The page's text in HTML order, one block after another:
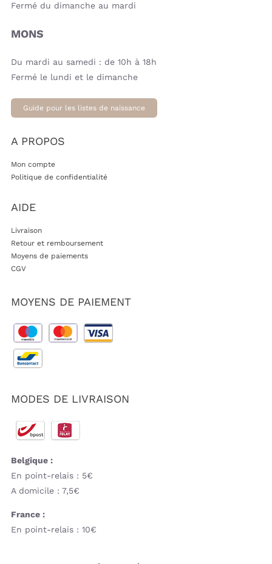
Fermé du dimanche au mardi
MONS
Du mardi au samedi : de 10h à 18h
Fermé le lundi et le dimanche
Guide pour les listes de naissance
A PROPOS
Mon compte
Politique de confidentialité
AIDE
Livraison
Retour et remboursement
Moyens de paiements
CGV
MOYENS DE PAIEMENT
MODES DE LIVRAISON
Belgique :
En point-relais : 5€
A domicile : 7,5€
France :
En point-relais : 10€